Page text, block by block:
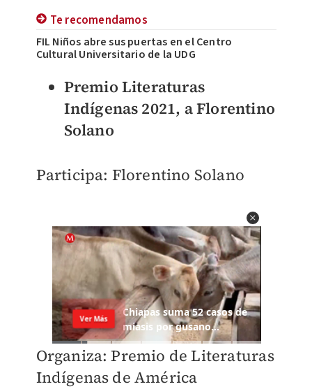
Te recomendamos
FIL Niños abre sus puertas en el Centro
Cultural Universitario de la UDG
Premio Literaturas
Indígenas 2021, a Florentino
Solano
Participa: Florentino Solano
Organiza: Premio de Literaturas
Indígenas de América